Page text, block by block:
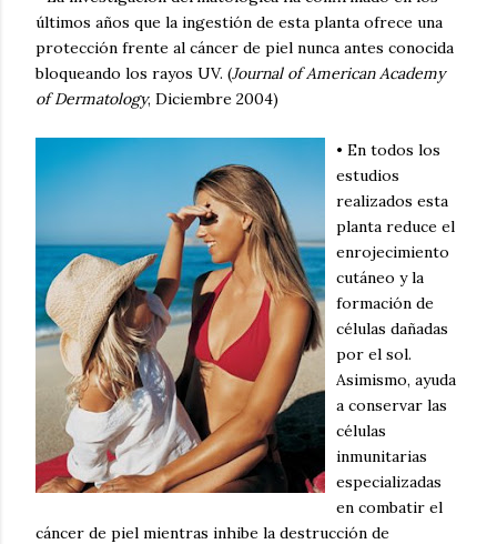
últimos años que la ingestión de esta planta ofrece una
protección frente al cáncer de piel nunca antes conocida
bloqueando los rayos UV. (Journal of American Academy
of Dermatology, Diciembre 2004)
• En todos los
estudios
realizados esta
planta reduce el
enrojecimiento
cutáneo y la
formación de
células dañadas
por el sol.
Asimismo, ayuda
a conservar las
células
inmunitarias
especializadas
en combatir el
cáncer de piel mientras inhibe la destrucción de